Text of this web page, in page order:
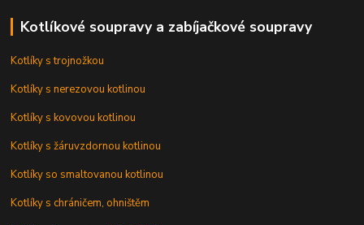
Kotlíkové soupravy a zabíjačkové soupravy
Kotlíky s trojnožkou
Kotlíky s nerezovou kotlinou
Kotlíky s kovovou kotlinou
Kotlíky s žáruvzdornou kotlinou
Kotlíky so smaltovanou kotlinou
Kotlíky s chráničem, ohništěm